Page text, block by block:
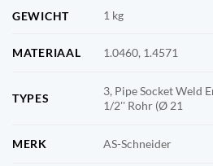
GEWICHT 1 kg
MATERIAAL 1.0460, 1.4571
TYPES
3, Pipe Socket Weld
1/2'' Rohr (Ø 21
MERK AS-Schneider